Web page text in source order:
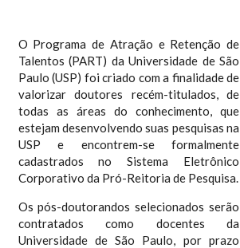
O Programa de Atração e Retenção de
Talentos (PART) da Universidade de São
Paulo (USP) foi criado com a finalidade de
valorizar doutores recém-titulados, de
todas as áreas do conhecimento, que
estejam desenvolvendo suas pesquisas na
USP e encontrem-se formalmente
cadastrados no Sistema Eletrônico
Corporativo da Pró-Reitoria de Pesquisa.
Os pós-doutorandos selecionados serão
contratados como docentes da
Universidade de São Paulo, por prazo